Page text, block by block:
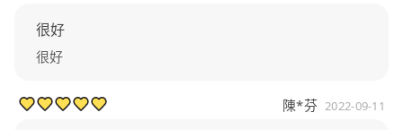
很好
很好
陳*芬 2022-09-11